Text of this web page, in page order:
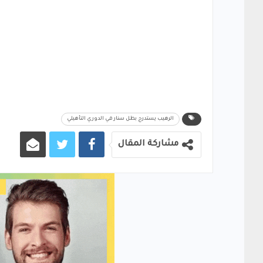
الرهيب يستدرج بطل سنار في الدوري التأهيلي
مشاركة المقال